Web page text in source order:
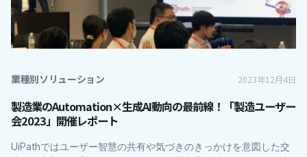
業種別ソリューション 2023年12月4日
製造業のAutomation×生成AI動向の最前線！「製造ユーザー
会2023」開催レポート
UiPathではユーザー智慧の共有や気づきのきっかけを意図した交